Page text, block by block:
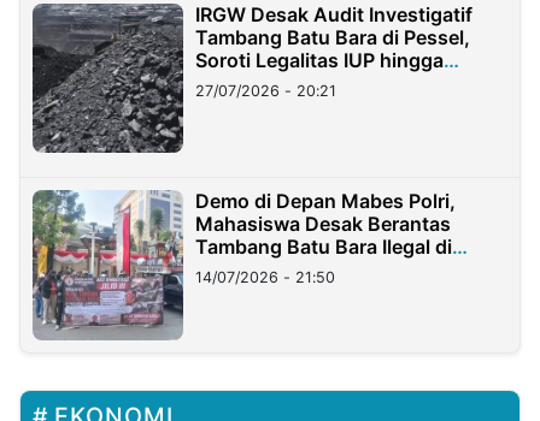
IRGW Desak Audit Investigatif
Tambang Batu Bara di Pessel,
Soroti Legalitas IUP hingga
Stockpile
27/07/2026 - 20:21
Demo di Depan Mabes Polri,
Mahasiswa Desak Berantas
Tambang Batu Bara Ilegal di
Lampung
14/07/2026 - 21:50